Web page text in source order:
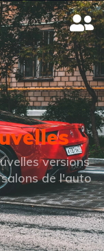
versions
de l'auto